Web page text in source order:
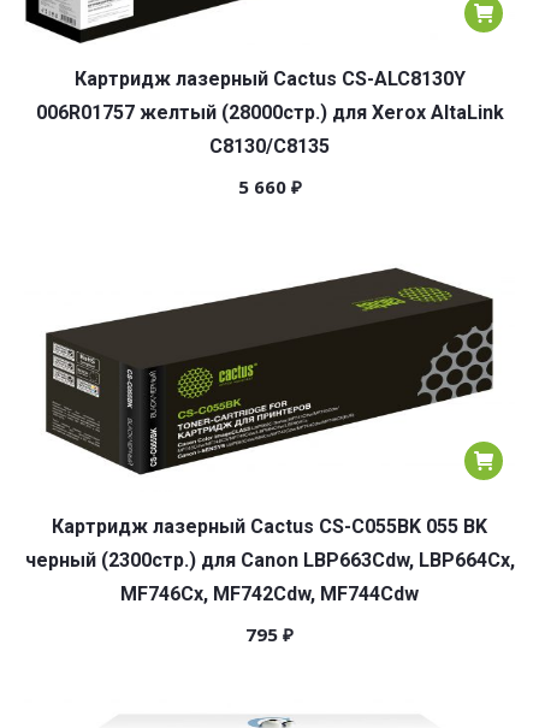
Картридж лазерный Cactus CS-ALC8130Y
006R01757 желтый (28000стр.) для Xerox AltaLink
C8130/C8135
5 660 ₽
Картридж лазерный Cactus CS-C055BK 055 BK
черный (2300стр.) для Canon LBP663Cdw, LBP664Cx,
MF746Cx, MF742Cdw, MF744Cdw
795 ₽